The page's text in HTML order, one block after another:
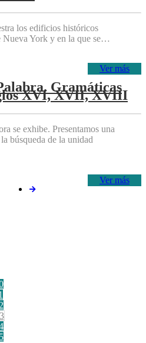
los edificios históricos
Nueva York y en la que se…
Ver más
Gramáticas
XVI, XVII, XVIII
se exhibe. Presentamos una
búsqueda de la unidad
Ver más